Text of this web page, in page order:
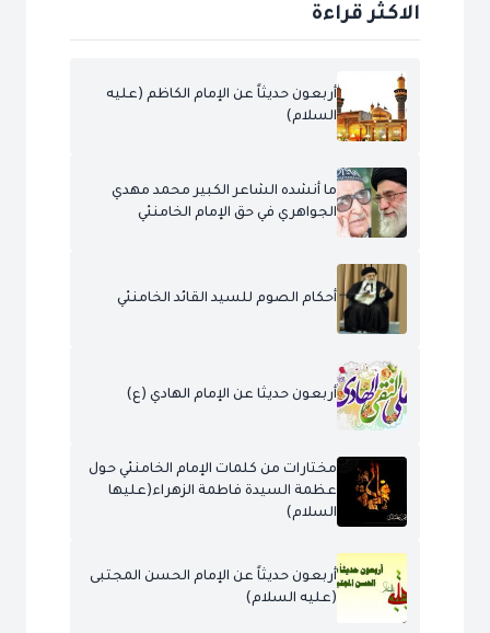
الاكثر قراءة
أربعون حديثاً عن الإمام الكاظم (عليه
السلام)
ما أنشده الشاعر الكبير محمد مهدي
الجواهري في حق الإمام الخامنئي
أحكام الصوم للسيد القائد الخامنئي
أربعون حديثا عن الإمام الهادي (ع)
مختارات من كلمات الإمام الخامنئي حول
عظمة السيدة فاطمة الزهراء(عليها
السلام)
أربعون حديثاً عن الإمام الحسن المجتبى
(عليه السلام)